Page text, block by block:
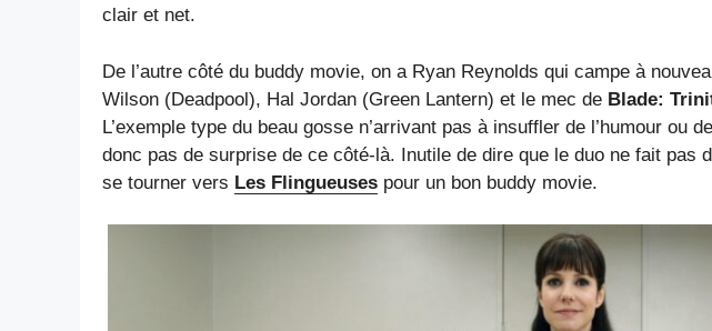
clair et net.
De l’autre côté du buddy movie, on a Ryan Reynolds qui campe à
Wilson (Deadpool), Hal Jordan (Green Lantern) et le mec de Blade:
L’exemple type du beau gosse n’arrivant pas à insuffler de l’humour ou
donc pas de surprise de ce côté-là. Inutile de dire que le duo ne fait pas
se tourner vers Les Flingueuses pour un bon buddy movie.